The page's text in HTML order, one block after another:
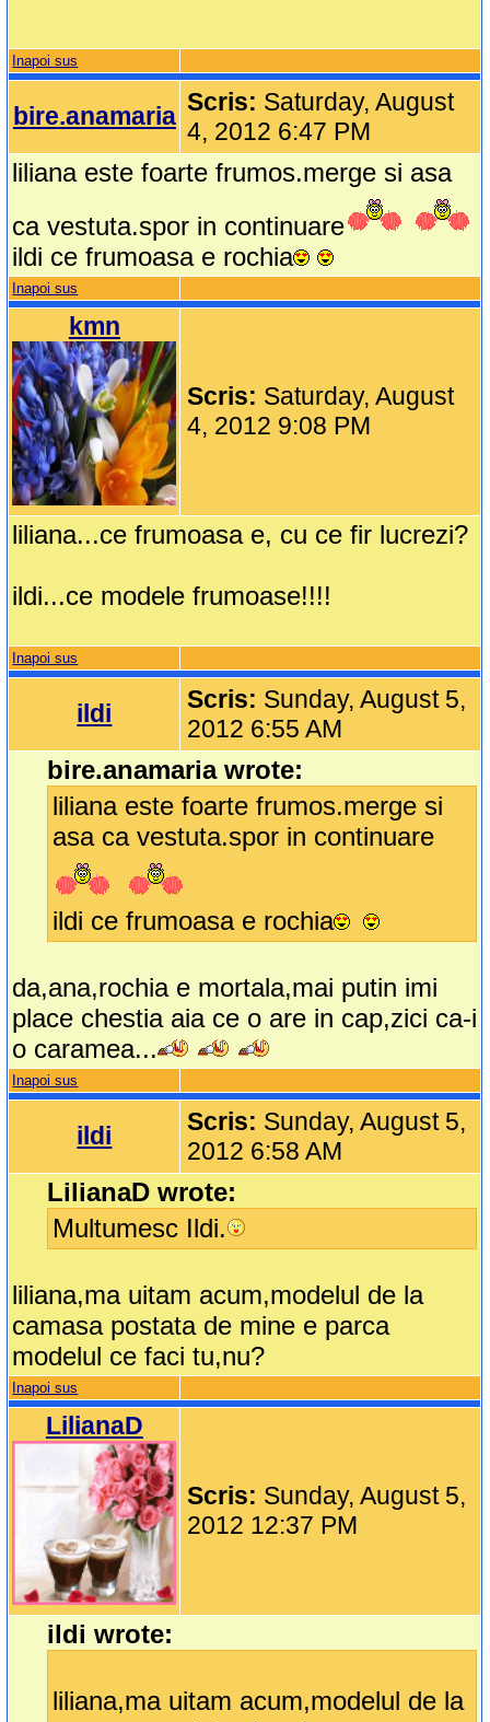
Inapoi sus
bire.anamaria Scris: Saturday, August
4, 2012 6:47 PM
liliana este foarte frumos.merge si asa
ca vestuta.spor in continuare
ildi ce frumoasa e rochia
Inapoi sus
kmn
Scris: Saturday, August
4, 2012 9:08 PM
liliana...ce frumoasa e, cu ce fir lucrezi?
ildi...ce modele frumoase!!!!
Inapoi sus
ildi Scris: Sunday, August 5,
2012 6:55 AM
bire.anamaria wrote:
liliana este foarte frumos.merge si
asa ca vestuta.spor in continuare
ildi ce frumoasa e rochia
da,ana,rochia e mortala,mai putin imi
place chestia aia ce o are in cap,zici ca-i
o caramea...
Inapoi sus
ildi Scris: Sunday, August 5,
2012 6:58 AM
LilianaD wrote:
Multumesc Ildi.
liliana,ma uitam acum,modelul de la
camasa postata de mine e parca
modelul ce faci tu,nu?
Inapoi sus
LilianaD
Scris: Sunday, August 5,
2012 12:37 PM
ildi wrote:
liliana,ma uitam acum,modelul de la